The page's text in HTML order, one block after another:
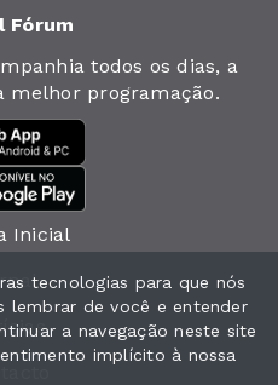
Fórum
todos os dias, a
melhor programação.
Inicial
tecnologias para que nós
lembrar de você e entender
a navegação neste site
implícito à nossa